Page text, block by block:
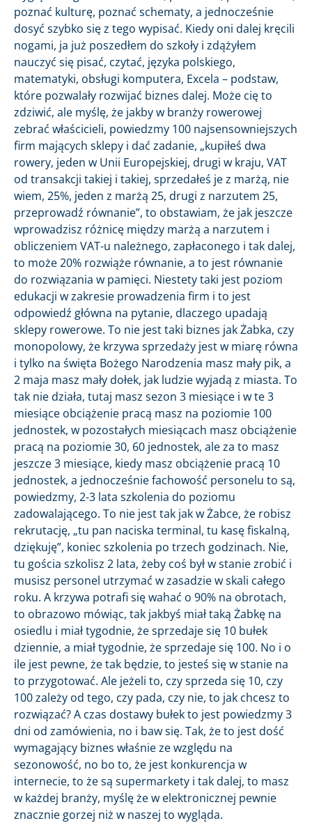
poznać kulturę, poznać schematy, a jednocześnie
dosyć szybko się z tego wypisać. Kiedy oni dalej kręcili
nogami, ja już poszedłem do szkoły i zdążyłem
nauczyć się pisać, czytać, języka polskiego,
matematyki, obsługi komputera, Excela – podstaw,
które pozwalały rozwijać biznes dalej. Może cię to
zdziwić, ale myślę, że jakby w branży rowerowej
zebrać właścicieli, powiedzmy 100 najsensowniejszych
firm mających sklepy i dać zadanie, „kupiłeś dwa
rowery, jeden w Unii Europejskiej, drugi w kraju, VAT
od transakcji takiej i takiej, sprzedałeś je z marżą, nie
wiem, 25%, jeden z marżą 25, drugi z narzutem 25,
przeprowadź równanie”, to obstawiam, że jak jeszcze
wprowadzisz różnicę między marżą a narzutem i
obliczeniem VAT-u należnego, zapłaconego i tak dalej,
to może 20% rozwiąże równanie, a to jest równanie
do rozwiązania w pamięci. Niestety taki jest poziom
edukacji w zakresie prowadzenia firm i to jest
odpowiedź główna na pytanie, dlaczego upadają
sklepy rowerowe. To nie jest taki biznes jak Żabka, czy
monopolowy, że krzywa sprzedaży jest w miarę równa
i tylko na święta Bożego Narodzenia masz mały pik, a
2 maja masz mały dołek, jak ludzie wyjadą z miasta. To
tak nie działa, tutaj masz sezon 3 miesiące i w te 3
miesiące obciążenie pracą masz na poziomie 100
jednostek, w pozostałych miesiącach masz obciążenie
pracą na poziomie 30, 60 jednostek, ale za to masz
jeszcze 3 miesiące, kiedy masz obciążenie pracą 10
jednostek, a jednocześnie fachowość personelu to są,
powiedzmy, 2-3 lata szkolenia do poziomu
zadowalającego. To nie jest tak jak w Żabce, że robisz
rekrutację, „tu pan naciska terminal, tu kasę fiskalną,
dziękuję”, koniec szkolenia po trzech godzinach. Nie,
tu gościa szkolisz 2 lata, żeby coś był w stanie zrobić i
musisz personel utrzymać w zasadzie w skali całego
roku. A krzywa potrafi się wahać o 90% na obrotach,
to obrazowo mówiąc, tak jakbyś miał taką Żabkę na
osiedlu i miał tygodnie, że sprzedaje się 10 bułek
dziennie, a miał tygodnie, że sprzedaje się 100. No i o
ile jest pewne, że tak będzie, to jesteś się w stanie na
to przygotować. Ale jeżeli to, czy sprzeda się 10, czy
100 zależy od tego, czy pada, czy nie, to jak chcesz to
rozwiązać? A czas dostawy bułek to jest powiedzmy 3
dni od zamówienia, no i baw się. Tak, że to jest dość
wymagający biznes właśnie ze względu na
sezonowość, no bo to, że jest konkurencja w
internecie, to że są supermarkety i tak dalej, to masz
w każdej branży, myślę że w elektronicznej pewnie
znacznie gorzej niż w naszej to wygląda.